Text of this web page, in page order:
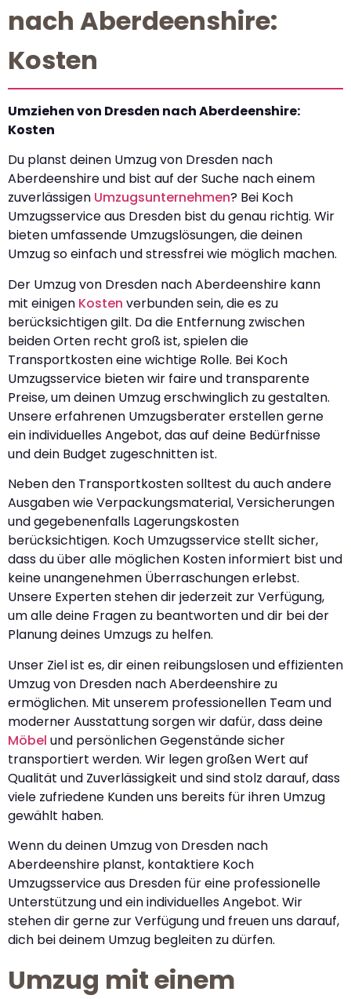
nach Aberdeenshire:
Kosten
Umziehen von Dresden nach Aberdeenshire:
Kosten
Du planst deinen Umzug von Dresden nach
Aberdeenshire und bist auf der Suche nach einem
zuverlässigen Umzugsunternehmen? Bei Koch
Umzugsservice aus Dresden bist du genau richtig. Wir
bieten umfassende Umzugslösungen, die deinen
Umzug so einfach und stressfrei wie möglich machen.
Der Umzug von Dresden nach Aberdeenshire kann
mit einigen Kosten verbunden sein, die es zu
berücksichtigen gilt. Da die Entfernung zwischen
beiden Orten recht groß ist, spielen die
Transportkosten eine wichtige Rolle. Bei Koch
Umzugsservice bieten wir faire und transparente
Preise, um deinen Umzug erschwinglich zu gestalten.
Unsere erfahrenen Umzugsberater erstellen gerne
ein individuelles Angebot, das auf deine Bedürfnisse
und dein Budget zugeschnitten ist.
Neben den Transportkosten solltest du auch andere
Ausgaben wie Verpackungsmaterial, Versicherungen
und gegebenenfalls Lagerungskosten
berücksichtigen. Koch Umzugsservice stellt sicher,
dass du über alle möglichen Kosten informiert bist und
keine unangenehmen Überraschungen erlebst.
Unsere Experten stehen dir jederzeit zur Verfügung,
um alle deine Fragen zu beantworten und dir bei der
Planung deines Umzugs zu helfen.
Unser Ziel ist es, dir einen reibungslosen und effizienten
Umzug von Dresden nach Aberdeenshire zu
ermöglichen. Mit unserem professionellen Team und
moderner Ausstattung sorgen wir dafür, dass deine
Möbel und persönlichen Gegenstände sicher
transportiert werden. Wir legen großen Wert auf
Qualität und Zuverlässigkeit und sind stolz darauf, dass
viele zufriedene Kunden uns bereits für ihren Umzug
gewählt haben.
Wenn du deinen Umzug von Dresden nach
Aberdeenshire planst, kontaktiere Koch
Umzugsservice aus Dresden für eine professionelle
Unterstützung und ein individuelles Angebot. Wir
stehen dir gerne zur Verfügung und freuen uns darauf,
dich bei deinem Umzug begleiten zu dürfen.
Umzug mit einem